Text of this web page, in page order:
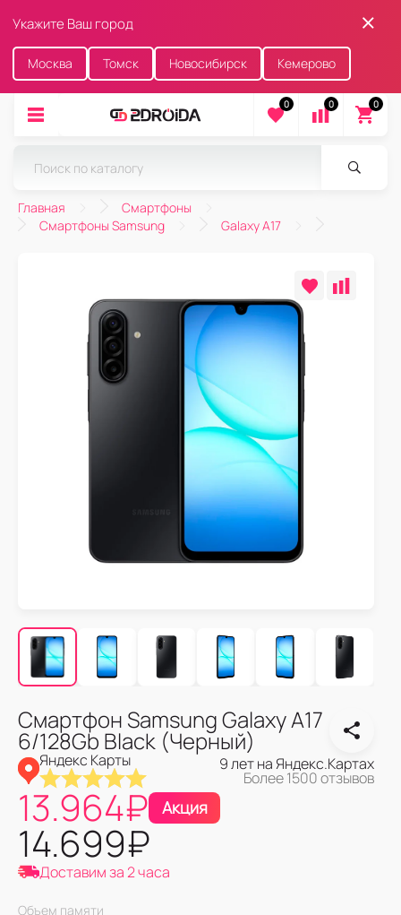
Укажите Ваш город
Москва Томск Новосибирск Кемерово
0 0 0
Главная
Смартфоны
Смартфоны Samsung
Galaxy A17
Смартфон Samsung Galaxy A17
6/128Gb Black (Черный)
Яндекс Карты 9 лет на Яндекс.Картах
Более 1500 отзывов
13.964₽ Акция
14.699₽
Доставим за 2 часа
Объем памяти